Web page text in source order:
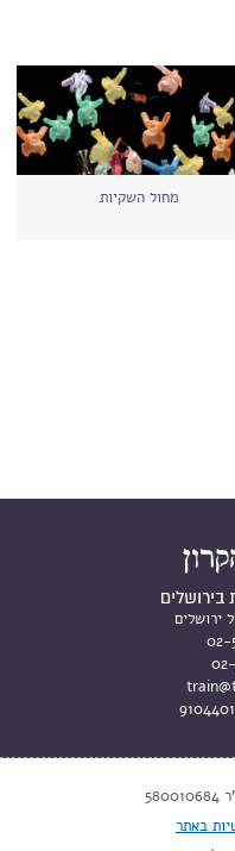
מחול השקיות
בירושלים
ירושלים
באתר